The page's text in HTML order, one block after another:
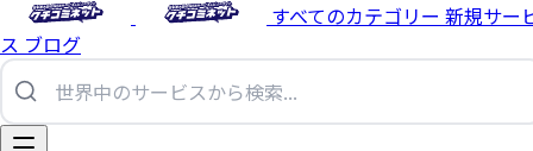
すべてのカテゴリー 新規サー
ス ブログ